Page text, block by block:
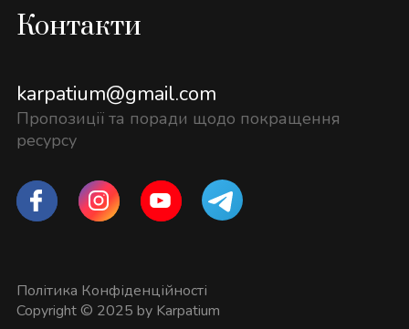
Контакти
karpatium@gmail.com
Пропозиції та поради щодо покращення
ресурсу
Політика Конфіденційності
Copyright © 2025 by Karpatium